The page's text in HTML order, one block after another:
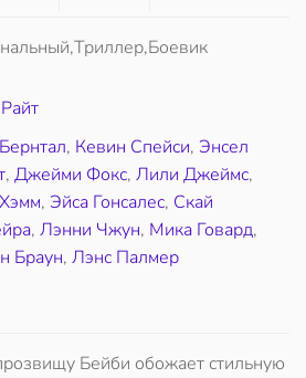
, Кевин Спейси, Энсел
, Джейми Фокс, Лили Джеймс,
, Эйса Гонсалес, Скай
, Лэнни Чжун, Мика Говард,
Браун, Лэнс Палмер
Бейби обожает стильную